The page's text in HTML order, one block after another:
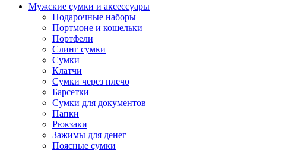
Мужские сумки и аксессуары
Подарочные наборы
Портмоне и кошельки
Портфели
Слинг сумки
Сумки
Клатчи
Сумки через плечо
Барсетки
Сумки для документов
Папки
Рюкзаки
Зажимы для денег
Поясные сумки